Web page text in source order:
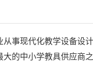
事现代化教学设备设
的中小学教具供应商之